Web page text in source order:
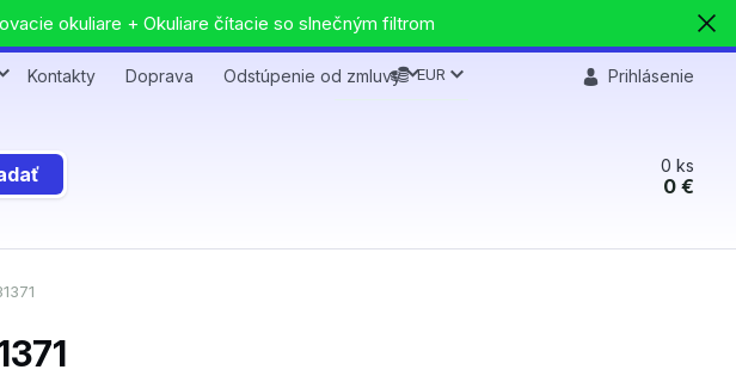
okuliare + Okuliare čítacie so slnečným filtrom
Kontakty Doprava Odstúpenie od zmluvy EUR Prihlásenie
0 ks
0 €